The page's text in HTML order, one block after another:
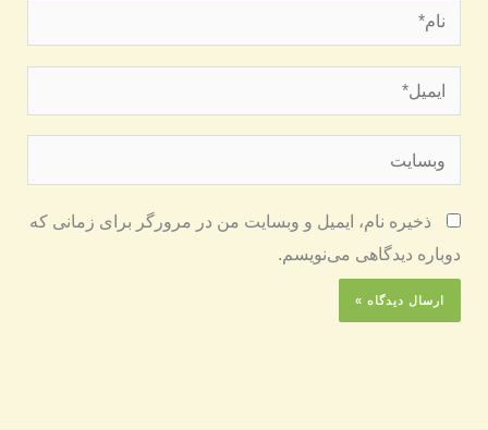
نام*
ایمیل*
وبسایت
ذخیره نام، ایمیل و وبسایت من در مرورگر برای زمانی که
دوباره دیدگاهی می‌نویسم.